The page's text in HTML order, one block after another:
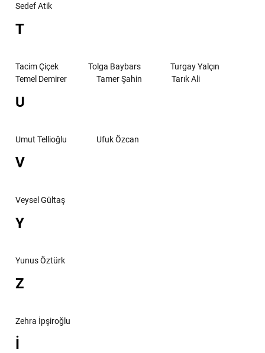
Sedef Atik
T
Tacim Çiçek Tolga Baybars
Turgay Yalçın
Temel Demirer
Tamer Şahin Tarık Ali
U
Umut Tellioğlu Ufuk Özcan
V
Veysel Gültaş
Y
Yunus Öztürk
Z
Zehra İpşiroğlu
İ